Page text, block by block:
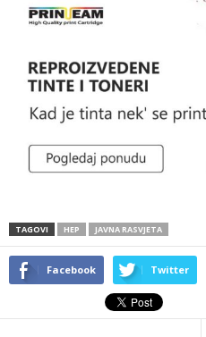
TAGOVI HEP JAVNA RASVJETA
Facebook Twitter